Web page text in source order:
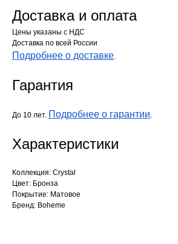
Доставка и оплата
Цены указаны с НДС
Доставка по всей России
Подробнее о доставке.
Гарантия
До 10 лет. Подробнее о гарантии.
Характеристики
Коллекция: Crystal
Цвет: Бронза
Покрытие: Матовое
Бренд: Boheme